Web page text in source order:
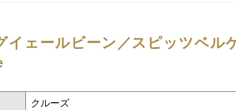
イェールビーン／スピッツベル
クルーズ